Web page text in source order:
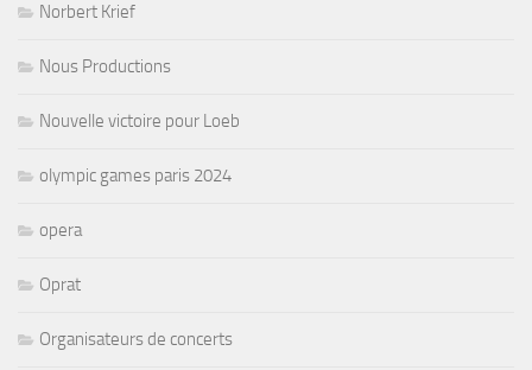
Norbert Krief
Nous Productions
Nouvelle victoire pour Loeb
olympic games paris 2024
opera
Oprat
Organisateurs de concerts